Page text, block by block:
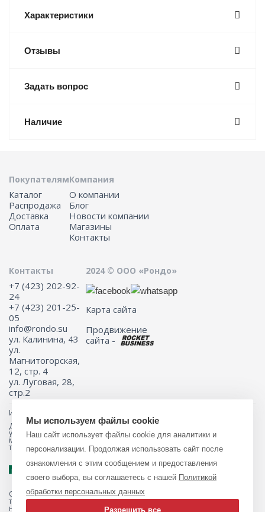
Характеристики
Отзывы
Задать вопрос
Наличие
Покупателям
Каталог
Распродажа
Доставка
Оплата
Компания
О компании
Блог
Новости компании
Магазины
Контакты
Контакты
+7 (423) 202-92-
24
+7 (423) 201-25-
05
info@rondo.su
ул. Калинина, 43
ул.
Магнитогорская,
12, стр. 4
ул. Луговая, 28,
стр.2
2024 © ООО «Рондо»
Карта сайта
Продвижение
сайта -
Информация на сайте не является публичной офертой.
Для получения подробной информации о наличии и стоимости
указанных товаров и (или) услуг, пожалуйста, обращайтесь к
менеджеру сайта с помощью специальной формы связи или по
телефону 8 (423) 201-25-05
Обращаем ваше внимание на то, что данный интернет-магазин, а
также вся информация о товарах и ценах, предоставленная на нём,
носит исключительно информационный характер и ни при каких
Мы используем файлы cookie
Наш сайт использует файлы cookie для аналитики и
персонализации. Продолжая использовать сайт после
ознакомления с этим сообщением и предоставления
своего выбора, вы соглашаетесь с нашей Политикой
обработки персональных данных
Разрешить все